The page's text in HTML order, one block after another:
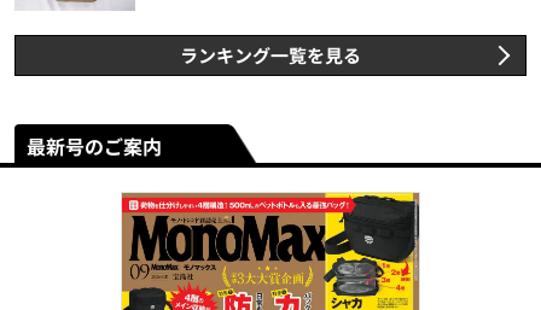
ランキング一覧を見る
最新号のご案内